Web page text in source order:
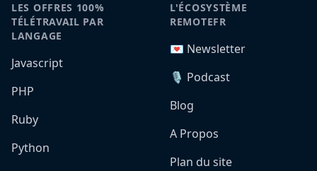
LES OFFRES 100%
TÉLÉTRAVAIL PAR
LANGAGE
Javascript
PHP
Ruby
Python
L'ÉCOSYSTÈME
REMOTEFR
💌 Newsletter
🎙️ Podcast
Blog
A Propos
Plan du site